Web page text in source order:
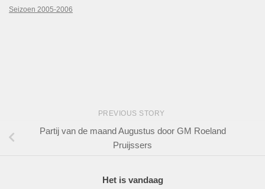
Seizoen 2005-2006
PREVIOUS STORY
Partij van de maand Augustus door GM Roeland
Pruijssers
Het is vandaag